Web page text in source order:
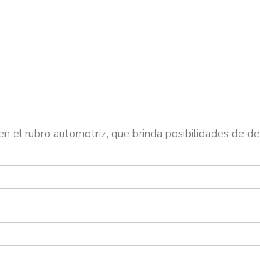
el rubro automotriz, que brinda posibilidades de